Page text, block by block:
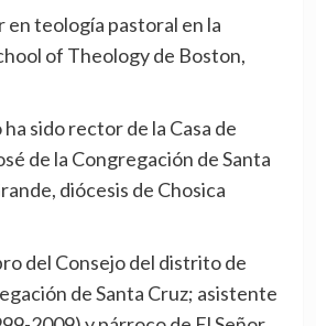
en teología pastoral en la
of Theology de Boston,
sido rector de la Casa de
de la Congregación de Santa
diócesis de Chosica
del Consejo del distrito de
de Santa Cruz; asistente